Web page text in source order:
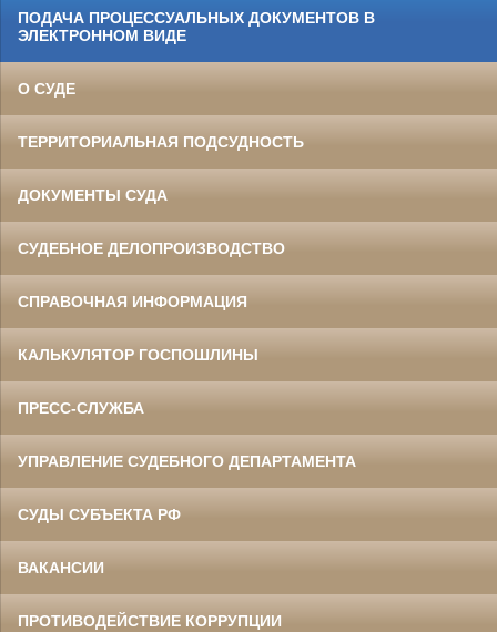
ПОДАЧА ПРОЦЕССУАЛЬНЫХ ДОКУМЕНТОВ В
ЭЛЕКТРОННОМ ВИДЕ
О СУДЕ
ТЕРРИТОРИАЛЬНАЯ ПОДСУДНОСТЬ
ДОКУМЕНТЫ СУДА
СУДЕБНОЕ ДЕЛОПРОИЗВОДСТВО
СПРАВОЧНАЯ ИНФОРМАЦИЯ
КАЛЬКУЛЯТОР ГОСПОШЛИНЫ
ПРЕСС-СЛУЖБА
УПРАВЛЕНИЕ СУДЕБНОГО ДЕПАРТАМЕНТА
СУДЫ СУБЪЕКТА РФ
ВАКАНСИИ
ПРОТИВОДЕЙСТВИЕ КОРРУПЦИИ